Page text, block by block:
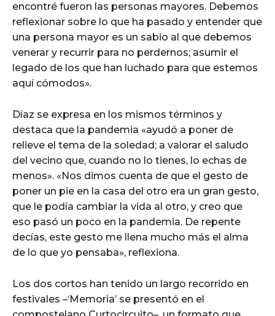
encontré fueron las personas mayores. Debemos
reflexionar sobre lo que ha pasado y entender que
una persona mayor es un sabio al que debemos
venerar y recurrir para no perdernos; asumir el
legado de los que han luchado para que estemos
aquí cómodos».
Díaz se expresa en los mismos términos y
destaca que la pandemia «ayudó a poner de
relieve el tema de la soledad; a valorar el saludo
del vecino que, cuando no lo tienes, lo echas de
menos». «Nos dimos cuenta de que el gesto de
poner un pie en la casa del otro era un gran gesto,
que le podía cambiar la vida al otro, y creo que
eso pasó un poco en la pandemia. De repente
decías, este gesto me llena mucho más el alma
de lo que yo pensaba», reflexiona.
Los dos cortos han tenido un largo recorrido en
festivales –‘Memoria’ se presentó en el